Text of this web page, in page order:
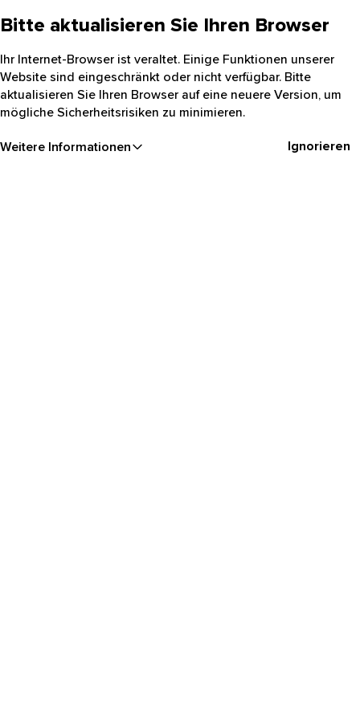
Bitte aktualisieren Sie Ihren Browser
Ihr Internet-Browser ist veraltet. Einige Funktionen unserer
Website sind eingeschränkt oder nicht verfügbar. Bitte
aktualisieren Sie Ihren Browser auf eine neuere Version, um
mögliche Sicherheitsrisiken zu minimieren.
Weitere Informationen Ignorieren